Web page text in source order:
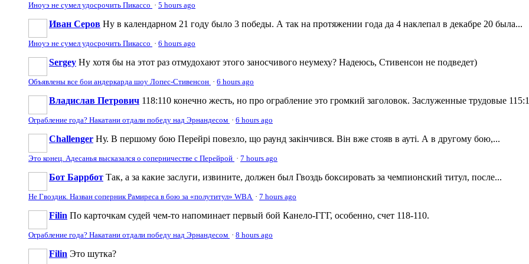
Иноуэ не сумел удосрочить Пикассо · 5 hours ago
Иван Серов Ну в календарном 21 году было 3 победы. А так на протяжении года да 4 наклепал в декабре 20 была...
Иноуэ не сумел удосрочить Пикассо · 6 hours ago
Sergey Ну хотя бы на этот раз отмудохают этого заносчивого неумеху? Надеюсь, Стивенсон не подведет)
Объявлены все бои андеркарда шоу Лопес-Стивенсон · 6 hours ago
Владислав Петрович 118:110 конечно жесть, но про ограбление это громкий заголовок. Заслуженные трудовые
Ограбление года? Накатани отдали победу над Эрнандесом · 6 hours ago
Challenger Ну. В першому бою Перейрі повезло, що раунд закінчився. Він вже стояв в ауті. А в другому бою,...
Это конец. Адесанья высказался о соперничестве с Перейрой · 7 hours ago
Бот Баррбот Так, а за какие заслуги, извините, должен был Гвоздь боксировать за чемпионский титул, после...
Не Гвоздик. Назван соперник Рамиреса в бою за «полутитул» WBA · 7 hours ago
Filin По карточкам судей чем-то напоминает первый бой Канело-ГГГ, особенно, счет 118-110.
Ограбление года? Накатани отдали победу над Эрнандесом · 8 hours ago
Filin Это шутка?